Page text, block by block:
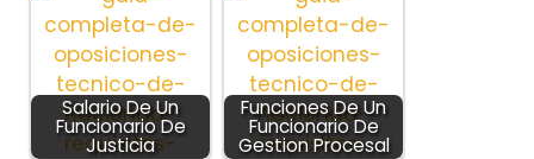
Salario De Un
Funcionario De
Justicia
Funciones De Un
Funcionario De
Gestion Procesal